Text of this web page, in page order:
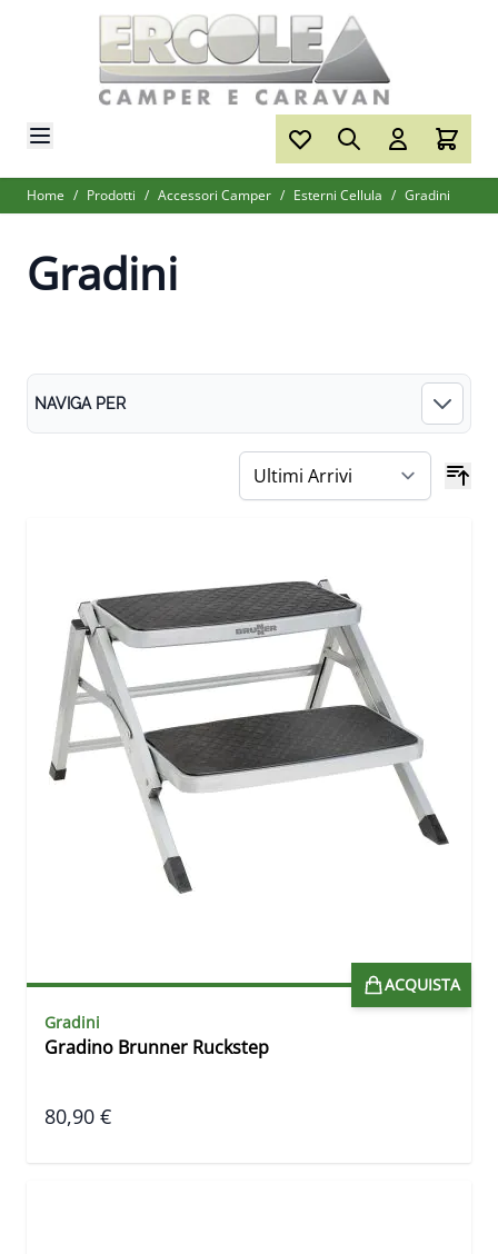
Salta al contenuto
Home / Prodotti / Accessori Camper / Esterni Cellula / Gradini
Gradini
NAVIGA PER
ACQUISTA
Gradini
Gradino Brunner Ruckstep
80,90 €